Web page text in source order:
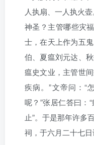
人执扇、一人执火
神圣？主管哪些灾
士，在天上作为五
伯、夏瘟刘元达、
瘟史文业，主管世
疾病。”文帝问：“
呢？”张居仁答曰：
止”。于是那年许多
祠，于六月二十七日